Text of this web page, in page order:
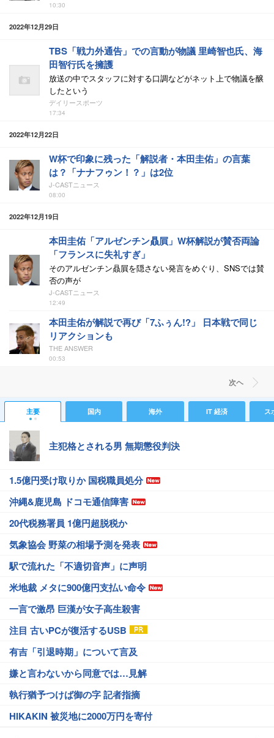
10:30
2022年12月29日
TBS「戦力外通告」での言動が物議 里崎智也氏、海
田智行氏を擁護
放送の中でスタッフに対する口調などがネット上で物議を醸
したという
デイリースポーツ
17:34
2022年12月22日
W杯で印象に残った「解説者・本田圭佑」の言葉
は？「ナナフゥン！？」は2位
J-CASTニュース
08:00
2022年12月19日
本田圭佑「アルゼンチン贔屓」W杯解説が賛否両論
「フランスに失礼すぎ」
そのアルゼンチン贔屓を隠さない発言をめぐり、SNSでは賛
否の声が
J-CASTニュース
12:49
本田圭佑が解説で再び「7ふぅん!?」 日本戦で同じ
リアクションも
THE ANSWER
00:53
次ヘ
主要 国内 海外 IT 経済 ス
主犯格とされる男 無期懲役判決
1.5億円受け取りか 国税職員処分
沖縄&鹿児島 ドコモ通信障害
20代税務署員 1億円超脱税か
気象協会 野菜の相場予測を発表
駅で流れた「不適切音声」に声明
米地裁 メタに900億円支払い命令
一言で激昂 巨漢が女子高生殺害
注目 古いPCが復活するUSB
有吉「引退時期」について言及
嫌と言わないから同意では…見解
執行猶予つけば御の字 記者指摘
HIKAKIN 被災地に2000万円を寄付